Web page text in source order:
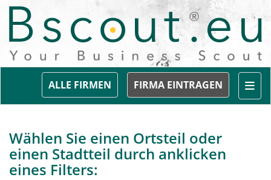
FIRMA EINTRAGEN
ALLE FIRMEN
Wählen Sie einen Ortsteil oder
einen Stadtteil durch anklicken
eines Filters: